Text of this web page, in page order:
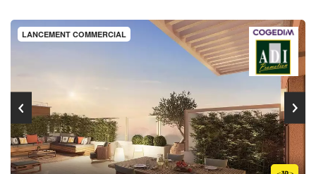
LANCEMENT COMMERCIAL